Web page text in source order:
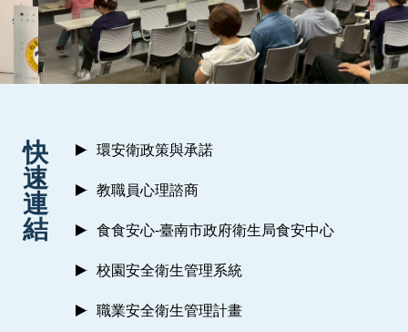
快
速
連
結
環安衛政策與承諾
教職員心理諮商
食食安心-臺南市政府衛生局食安中心
校園安全衛生管理系統
職業安全衛生管理計畫